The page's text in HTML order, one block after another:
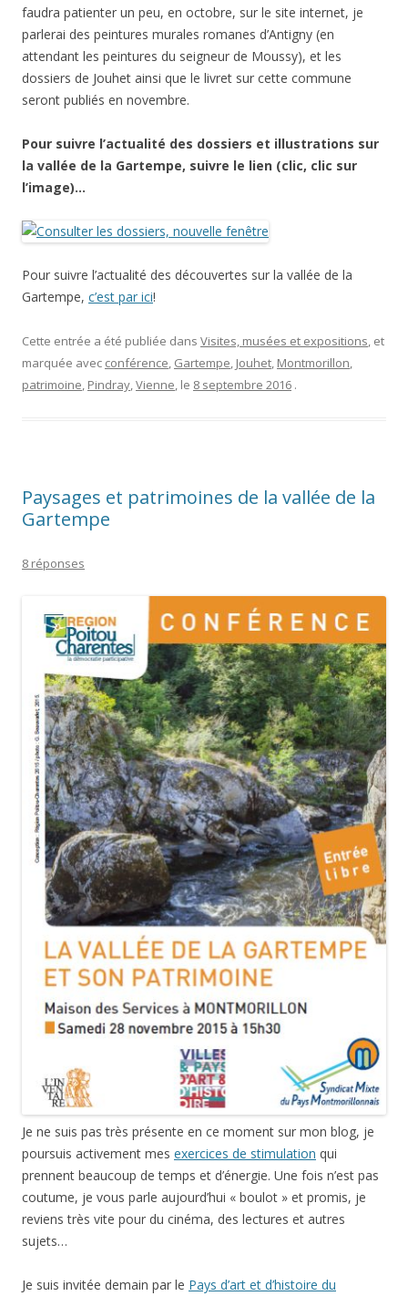
faudra patienter un peu, en octobre, sur le site internet, je
parlerai des peintures murales romanes d’Antigny (en
attendant les peintures du seigneur de Moussy), et les
dossiers de Jouhet ainsi que le livret sur cette commune
seront publiés en novembre.
Pour suivre l’actualité des dossiers et illustrations sur
la vallée de la Gartempe, suivre le lien (clic, clic sur
l’image)…
Pour suivre l’actualité des découvertes sur la vallée de la
Gartempe, c’est par ici!
Cette entrée a été publiée dans Visites, musées et expositions, et
marquée avec conférence, Gartempe, Jouhet, Montmorillon,
patrimoine, Pindray,Vienne, le 8 septembre 2016 .
Paysages et patrimoines de la vallée de la
Gartempe
8 réponses
Je ne suis pas très présente en ce moment sur mon blog, je
poursuis activement mes exercices de stimulation qui
prennent beaucoup de temps et d’énergie. Une fois n’est pas
coutume, je vous parle aujourd’hui « boulot » et promis, je
reviens très vite pour du cinéma, des lectures et autres
sujets…
Je suis invitée demain par le Pays d’art et d’histoire du